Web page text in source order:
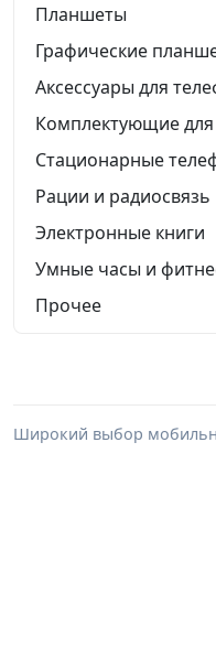
Планшеты
Графические
Аксессуары для
Комплектующие
Стационарные
Рации и радиосвязь
Электронные книги
Умные часы и
Прочее
Широкий выбор